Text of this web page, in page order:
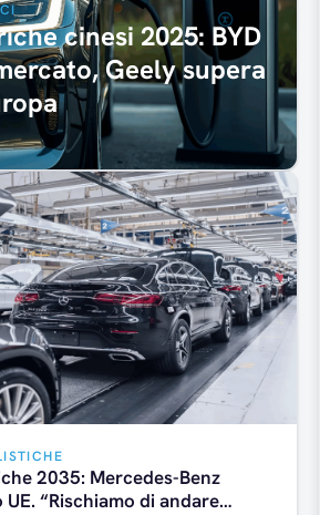
cinesi 2025: BYD
Geely supera
2035: Mercedes-Benz
“Rischiamo di andare